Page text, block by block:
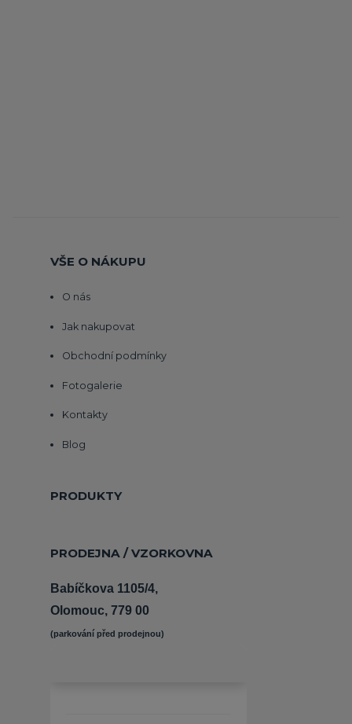
VŠE O NÁKUPU
O nás
Jak nakupovat
Obchodní podmínky
Fotogalerie
Kontakty
Blog
PRODUKTY
PRODEJNA / VZORKOVNA
Babíčkova 1105/4,
Olomouc, 779 00
(parkování před prodejnou)